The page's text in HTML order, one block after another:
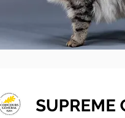
SUPREME